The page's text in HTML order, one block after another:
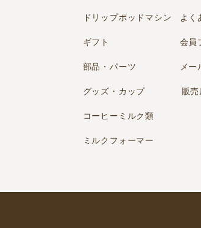
ドリップポッドマシン
ギフト
部品・パーツ
グッズ・カップ
コーヒーミルク類
ミルクフォーマー
よく
会員
メ
販売